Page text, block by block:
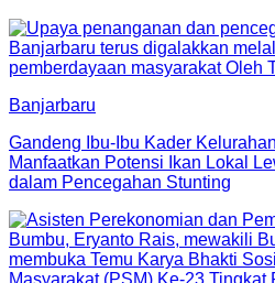
Banjarbaru
Gandeng Ibu-Ibu Kader
Manfaatkan Potensi Ikan Lokal
dalam Pencegahan Stunting